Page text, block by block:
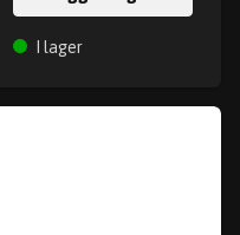
I lager